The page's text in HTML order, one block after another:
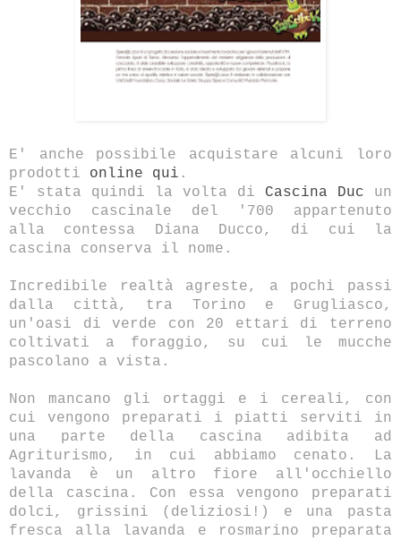
E' anche possibile acquistare alcuni loro
prodotti online qui .
E' stata quindi la volta di Cascina Duc un
vecchio cascinale del '700 appartenuto
alla contessa Diana Ducco, di cui la
cascina conserva il nome.
Incredibile realtà agreste, a pochi passi
dalla città, tra Torino e Grugliasco,
un'oasi di verde con 20 ettari di terreno
coltivati a foraggio, su cui le mucche
pascolano a vista.
Non mancano gli ortaggi e i cereali, con
cui vengono preparati i piatti serviti in
una parte della cascina adibita ad
Agriturismo, in cui abbiamo cenato. La
lavanda è un altro fiore all'occhiello
della cascina. Con essa vengono preparati
dolci, grissini (deliziosi!) e una pasta
fresca alla lavanda e rosmarino preparata